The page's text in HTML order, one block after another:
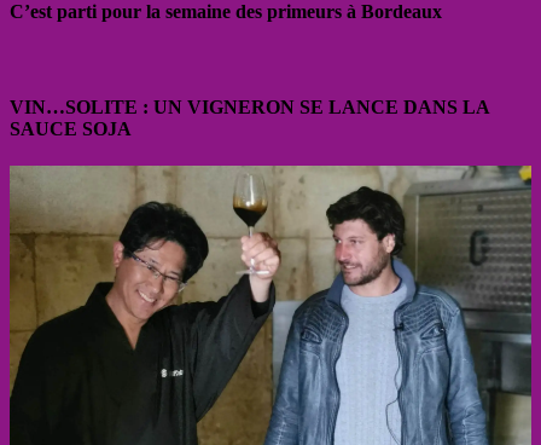
C’est parti pour la semaine des primeurs à Bordeaux
VIN…SOLITE : UN VIGNERON SE LANCE DANS LA
SAUCE SOJA